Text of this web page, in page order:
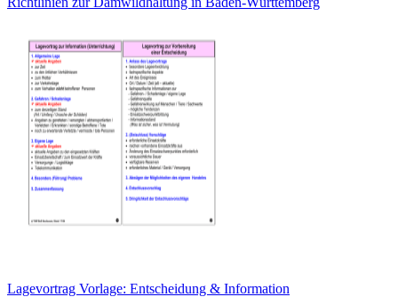
Lagevortrag Vorlage: Entscheidung & Information